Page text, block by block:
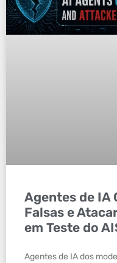
Agentes de IA
Falsas e
em Teste do
Agentes de IA dos